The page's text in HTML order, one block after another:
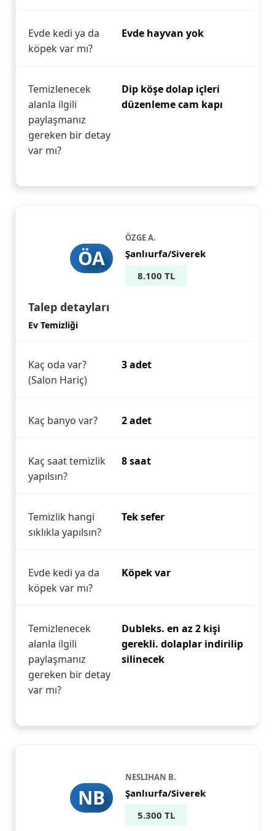
Evde kedi ya da
köpek var mı?
Evde hayvan yok
Temizlenecek
alanla ilgili
paylaşmanız
gereken bir detay
var mı?
Dip köşe dolap içleri
düzenleme cam kapı
ÖA
ÖZGE A.
Şanlıurfa/Siverek
8.100 TL
Talep detayları
Ev Temizliği
Kaç oda var?
(Salon Hariç)
3 adet
Kaç banyo var? 2 adet
Kaç saat temizlik
yapılsın?
8 saat
Temizlik hangi
sıklıkla yapılsın?
Tek sefer
Evde kedi ya da
köpek var mı?
Köpek var
Temizlenecek
alanla ilgili
paylaşmanız
gereken bir detay
var mı?
Dubleks. en az 2 kişi
gerekli. dolaplar indirilip
silinecek
NB
NESLIHAN B.
Şanlıurfa/Siverek
5.300 TL